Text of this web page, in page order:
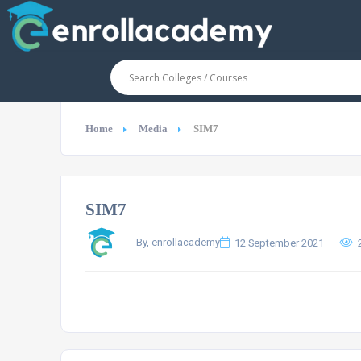
Home Media SIM7
SIM7
By, enrollacademy 12 September 2021